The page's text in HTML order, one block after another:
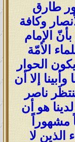
طارق
وكافة
الإمام
الأمّة
الحوار
إلا أن
ناصر
هو أن
مشهوراً
الذين لا